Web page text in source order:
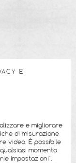
E
e migliorare
di misurazione
video. È possibile
momento
impostazioni".